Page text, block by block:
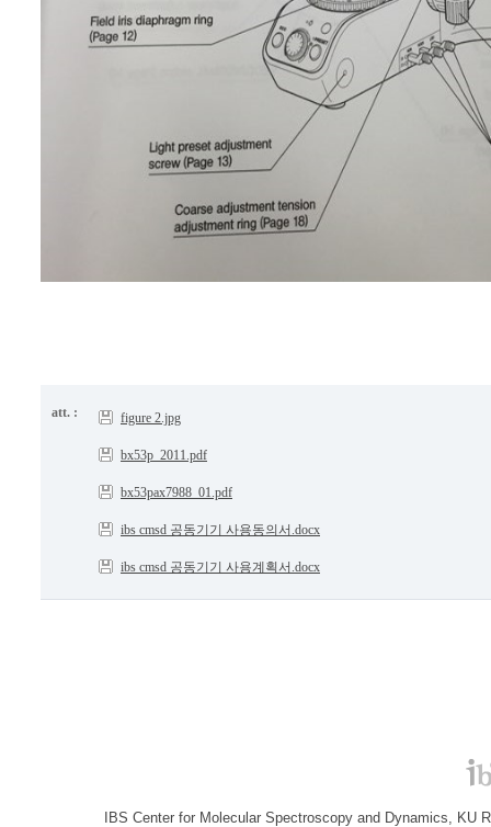
att. : figure 2.jpg
bx53p_2011.pdf
bx53pax7988_01.pdf
ibs cmsd 공동기기 사용동의서.docx
ibs cmsd 공동기기 사용계획서.docx
IBS Center for Molecular Spectroscopy and Dynamics, KU